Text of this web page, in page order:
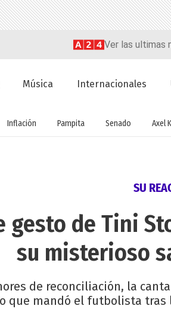
Ver las ultimas
Música Internacionales
Inflación Pampita Senado Axel
SU
gesto de Tini
su misterioso
de reconciliación, la
que mandó el futbolista tras